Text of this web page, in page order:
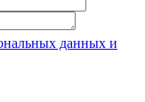
данных и